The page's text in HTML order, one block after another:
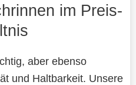
im Preis-
aber ebenso
und Haltbarkeit. Unsere